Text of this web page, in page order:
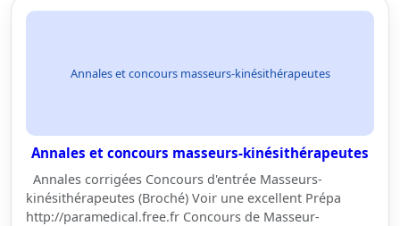
Annales et concours masseurs-kinésithérapeutes
Annales et concours masseurs-kinésithérapeutes
Annales corrigées Concours d'entrée Masseurs-
kinésithérapeutes (Broché) Voir une excellent Prépa
http://paramedical.free.fr Concours de Masseur-